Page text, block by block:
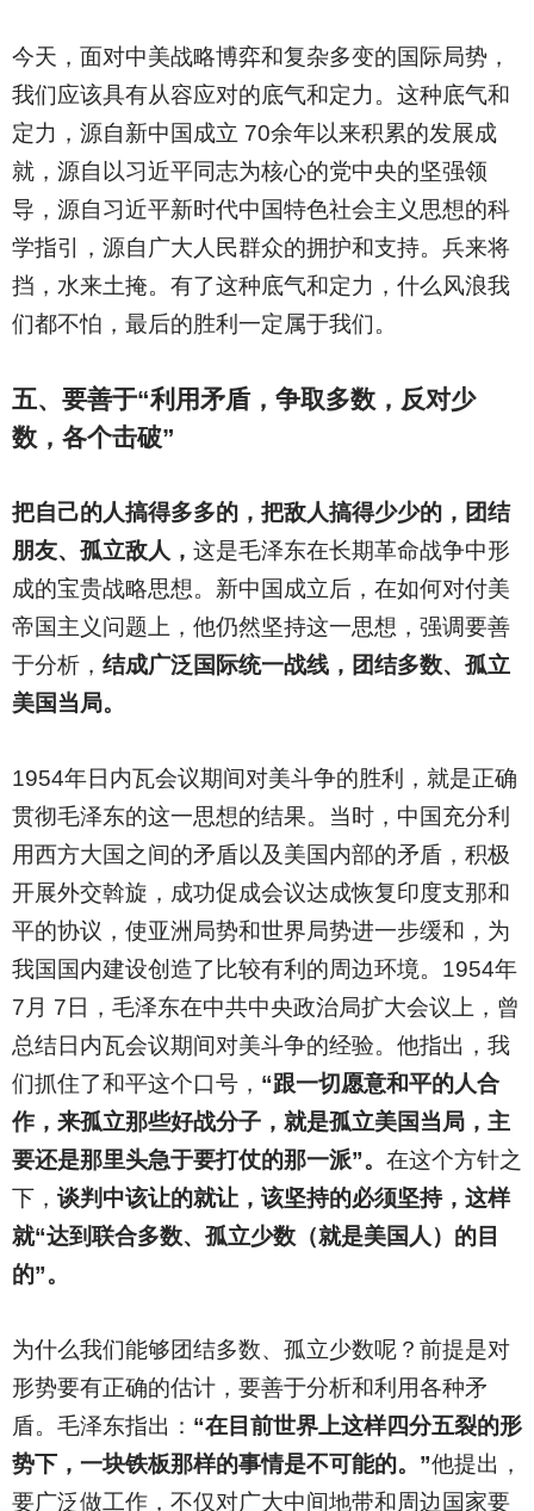
今天，面对中美战略博弈和复杂多变的国际局势，
我们应该具有从容应对的底气和定力。这种底气和
定力，源自新中国成立 70余年以来积累的发展成
就，源自以习近平同志为核心的党中央的坚强领
导，源自习近平新时代中国特色社会主义思想的科
学指引，源自广大人民群众的拥护和支持。兵来将
挡，水来土掩。有了这种底气和定力，什么风浪我
们都不怕，最后的胜利一定属于我们。
五、要善于“利用矛盾，争取多数，反对少
数，各个击破”
把自己的人搞得多多的，把敌人搞得少少的，团结
朋友、孤立敌人， 这是毛泽东在长期革命战争中形
成的宝贵战略思想。新中国成立后，在如何对付美
帝国主义问题上，他仍然坚持这一思想，强调要善
于分析， 结成广泛国际统一战线，团结多数、孤立
美国当局。
1954年日内瓦会议期间对美斗争的胜利，就是正确
贯彻毛泽东的这一思想的结果。当时，中国充分利
用西方大国之间的矛盾以及美国内部的矛盾，积极
开展外交斡旋，成功促成会议达成恢复印度支那和
平的协议，使亚洲局势和世界局势进一步缓和，为
我国国内建设创造了比较有利的周边环境。1954年
7月 7日，毛泽东在中共中央政治局扩大会议上，曾
总结日内瓦会议期间对美斗争的经验。他指出，我
们抓住了和平这个口号， “跟一切愿意和平的人合
作，来孤立那些好战分子，就是孤立美国当局，主
要还是那里头急于要打仗的那一派”。 在这个方针之
下， 谈判中该让的就让，该坚持的必须坚持，这样
就“达到联合多数、孤立少数（就是美国人）的目
的”。
为什么我们能够团结多数、孤立少数呢？前提是对
形势要有正确的估计，要善于分析和利用各种矛
盾。毛泽东指出： “在目前世界上这样四分五裂的形
势下，一块铁板那样的事情是不可能的。”他提出，
要广泛做工作，不仅对广大中间地带和周边国家要